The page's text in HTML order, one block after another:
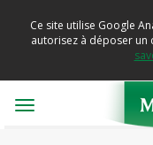
Ce site utilise Google
autorisez à déposer un
Toggle